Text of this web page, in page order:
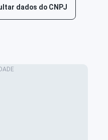
dados do CNPJ